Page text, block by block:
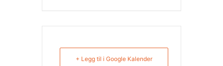
+ Legg til i Google Kalender